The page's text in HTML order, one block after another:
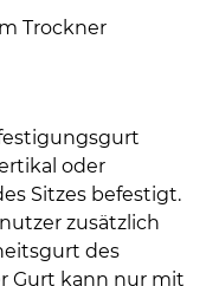
Trockner
oder
Sitzes befestigt.
zusätzlich
des
Gurt kann nur mit